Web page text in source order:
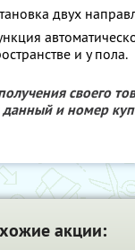
двух
и у пола.
своего
данный и номер
акции: